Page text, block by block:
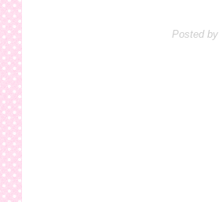
Posted by